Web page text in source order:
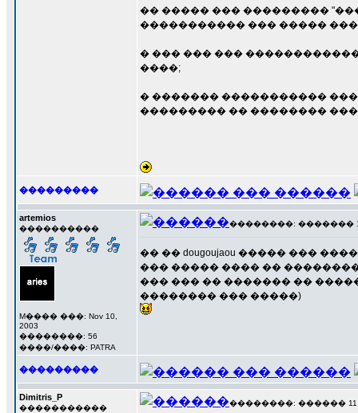
�� ����� ��� ���������
����������� ��� �����
� ��� ��� ���
����;
� ������� �����������
��������� �� ��������
���������
artemios
����������
M���� ���: Nov 10,
2003
��������: 56
����/����: PATRA
��������: ������� 10
�� �� dougoujaou ����� ���
��� ����� ���� ��
��� ��� �� ������� ��
�������� ��� �����)
���������
Dimitris_P
�����������
��������: ������ 11